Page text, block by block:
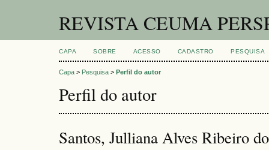
REVISTA CEUMA
CAPA SOBRE ACESSO CADASTRO PESQUISA
Capa > Pesquisa > Perfil do autor
Perfil do autor
Santos, Julliana Alves Ribeiro